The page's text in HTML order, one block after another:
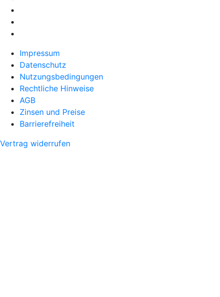
Impressum
Datenschutz
Nutzungsbedingungen
Rechtliche Hinweise
AGB
Zinsen und Preise
Barrierefreiheit
Vertrag widerrufen